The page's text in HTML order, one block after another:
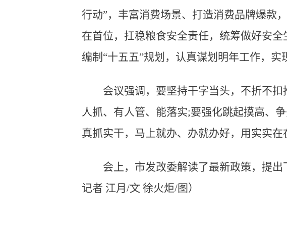
行动”，丰富消费场景、打造消费品牌爆款
在首位，扛稳粮食安全责任，统筹做好安
编制“十五五”规划，认真谋划明年工作，实
会议强调，要坚持干字当头，不折不
人抓、有人管、能落实;要强化跳起摸高、
真抓实干，马上就办、办就办好，用实实
会上，市发改委解读了最新政策，提
记者 江月/文 徐火炬/图）